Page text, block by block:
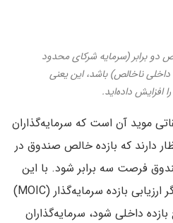
دو برابر (سرمایه شرکای محدود
بازده داخلی ناخالص) باشد، این یعنی
افزایش داده‌اید.
موید آن است که سرمایه‌گذاران
دارند که بازده خالص صندوق در
فرصت سه برابر شود. با این
حال، داده‌ها نشان دادند که اگر ارزیابی بازده سرمایه‌گذار (MOIC)
یا ۲۰% + نرخ بازده داخلی شود، سرمایه‌گذاران